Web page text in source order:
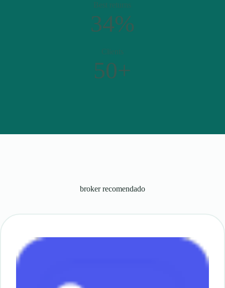
Best returns
34%
Clients
50+
broker recomendado